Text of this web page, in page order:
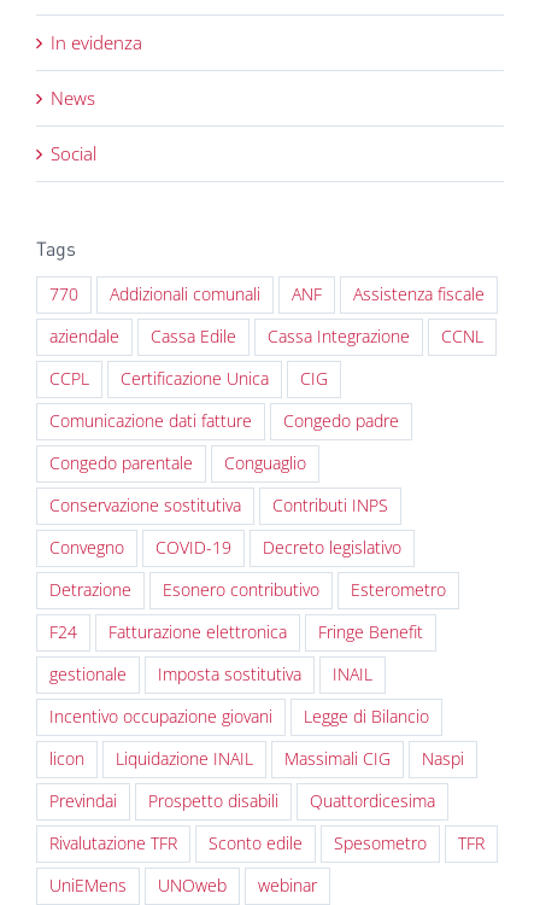
In evidenza
News
Social
Tags
770 Addizionali comunali ANF
Assistenza fiscale
aziendale
Cassa Edile Cassa Integrazione
CCNL
CCPL
Certificazione Unica
CIG
Comunicazione dati fatture
Congedo padre
Congedo parentale
Conguaglio
Conservazione sostitutiva
Contributi INPS
Convegno
COVID-19
Decreto legislativo
Detrazione
Esonero contributivo
Esterometro
F24
Fatturazione elettronica
Fringe Benefit
gestionale
Imposta sostitutiva
INAIL
Incentivo occupazione giovani
Legge di Bilancio
licon
Liquidazione INAIL Massimali CIG
Naspi
Previndai
Prospetto disabili
Quattordicesima
Rivalutazione TFR
Sconto edile Spesometro
TFR
UniEMens
UNOweb webinar